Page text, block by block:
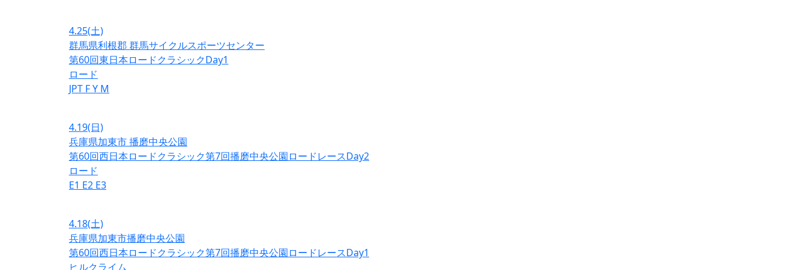
4.25(土)
群馬県利根郡 群馬サイクルスポーツセンター
第60回東日本ロードクラシックDay1
ロード
JPT FY M
4.19(日)
兵庫県加東市 播磨中央公園
第60回西日本ロードクラシック第7回播磨中央公園ロードレースDay2
ロード
E1 E2 E3
4.18(土)
兵庫県加東市播磨中央公園
第60回西日本ロードクラシック第7回播磨中央公園ロードレースDay1
ヒルクライム